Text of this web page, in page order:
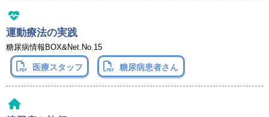
運動療法の実践
糖尿病情報BOX&Net.No.15
医療スタッフ 糖尿病患者さん